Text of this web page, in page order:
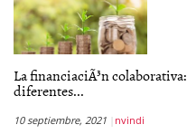
La financiaciÃ³n colaborativa:
diferentes...
10 septiembre, 2021 nvindi